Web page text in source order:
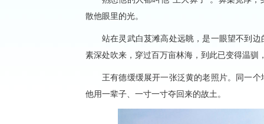
散他眼里的光。
站在灵武白芨滩高处远眺，是一眼望不到
素深处吹来，穿过百万亩林海，到此已变得温驯
王有德缓缓展开一张泛黄的老照片。同一
他用一辈子、一寸一寸夺回来的故土。